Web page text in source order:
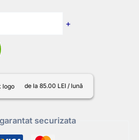
+
de la 85.00 LEI / lună
securizata